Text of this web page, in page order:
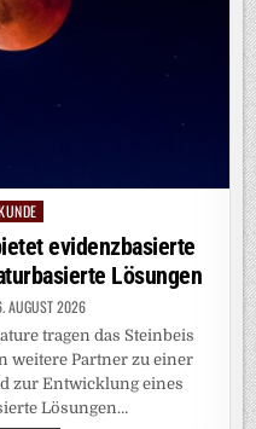
evidenzbasierte
Lösungen
AUGUST 2026
tragen das Steinbeis
weitere Partner zu einer
zur Entwicklung eines
Lösungen…